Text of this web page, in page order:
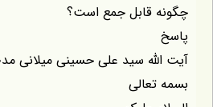
جمع است؟
سید علی حسینی میلانی مدظله